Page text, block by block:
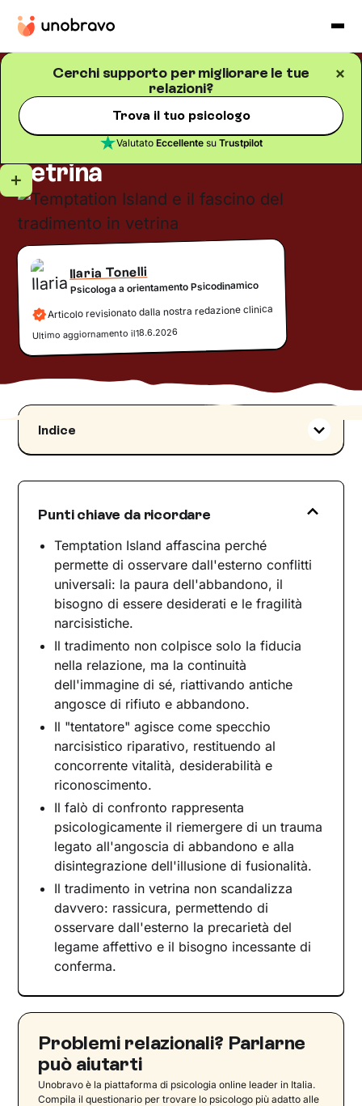
Cerchi supporto per migliorare le tue
relazioni?
Trova il tuo psicologo
Valutato Eccellentesu Trustpilot
minuti di lettura
Temptation Island e il
fascino del tradimento in
vetrina
Ilaria Tonelli
Psicologa a orientamento Psicodinamico
Articolo revisionato dalla nostra redazione clinica
Ultimo aggiornamento il18.6.2026
Indice
Il tradimento come ferita narcisistica
La crisi delle identità affettive contemporanee
Punti chiave da ricordare
Temptation Island affascina perché
permette di osservare dall'esterno conflitti
universali: la paura dell'abbandono, il
bisogno di essere desiderati e le fragilità
narcisistiche.
Il tradimento non colpisce solo la fiducia
nella relazione, ma la continuità
dell'immagine di sé, riattivando antiche
angosce di rifiuto e abbandono.
Il "tentatore" agisce come specchio
narcisistico riparativo, restituendo al
concorrente vitalità, desiderabilità e
riconoscimento.
Il falò di confronto rappresenta
psicologicamente il riemergere di un trauma
legato all'angoscia di abbandono e alla
disintegrazione dell'illusione di fusionalità.
Il tradimento in vetrina non scandalizza
davvero: rassicura, permettendo di
osservare dall'esterno la precarietà del
legame affettivo e il bisogno incessante di
conferma.
Problemi relazionali? Parlarne
può aiutarti
Unobravo è la piattaforma di psicologia online leader in Italia.
Compila il questionario per trovare lo psicologo più adatto alle